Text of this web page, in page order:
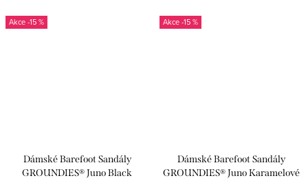
-15 %
Dámské Barefoot Sandály
GROUNDIES® Juno Black
-15 %
Dámské Barefoot Sandály
GROUNDIES® Juno Karamelové